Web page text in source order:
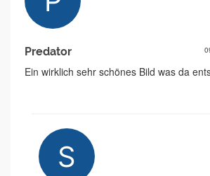
Predator
Ein wirklich sehr schönes Bild was da